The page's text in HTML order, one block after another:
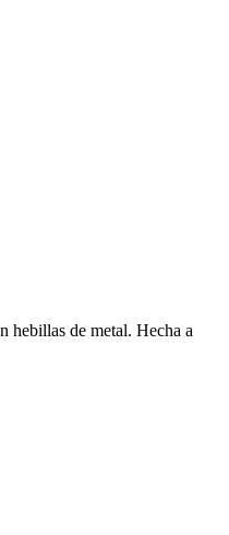
hebillas de metal. Hecha a